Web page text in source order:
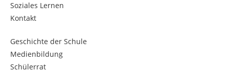
Soziales Lernen
Kontakt
Geschichte der Schule
Medienbildung
Schülerrat